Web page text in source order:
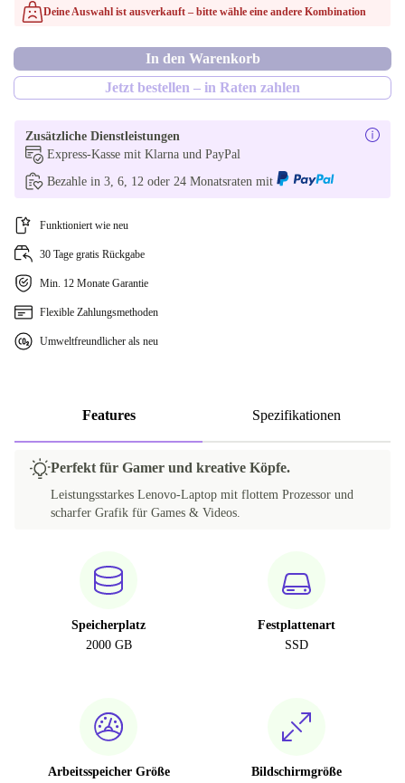
1000 GB
2000 GB
Deine Auswahl ist ausverkauft – bitte wähle eine andere Kombination
In den Warenkorb
Jetzt bestellen – in Raten zahlen
Zusätzliche Dienstleistungen
Express-Kasse mit Klarna und PayPal
Bezahle in 3, 6, 12 oder 24 Monatsraten mit
Funktioniert wie neu
30 Tage gratis Rückgabe
Min. 12 Monate Garantie
Flexible Zahlungsmethoden
Umweltfreundlicher als neu
Features Spezifikationen
Perfekt für Gamer und kreative Köpfe.
Leistungsstarkes Lenovo-Laptop mit flottem Prozessor und
scharfer Grafik für Games & Videos.
Speicherplatz
2000 GB
Festplattenart
SSD
Arbeitsspeicher Größe
Bildschirmgröße